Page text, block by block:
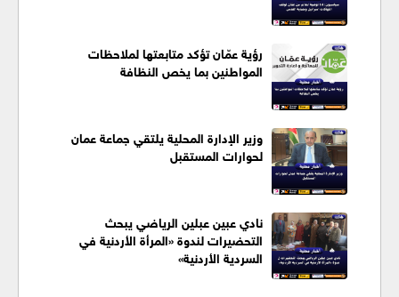
رؤية عمّان تؤكد متابعتها لملاحظات
المواطنين بما يخص النظافة
وزير الإدارة المحلية يلتقي جماعة عمان
لحوارات المستقبل
نادي عبين عبلين الرياضي يبحث
التحضيرات لندوة «المرأة الأردنية في
السردية الأردنية»